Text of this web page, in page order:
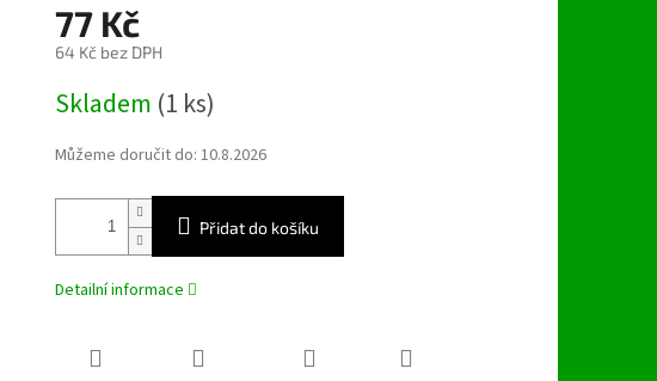
77 Kč
64 Kč bez DPH
cena:
Skladem (1 ks)
Můžeme doručit do: 10.8.2026
Přidat do košíku
Detailní informace